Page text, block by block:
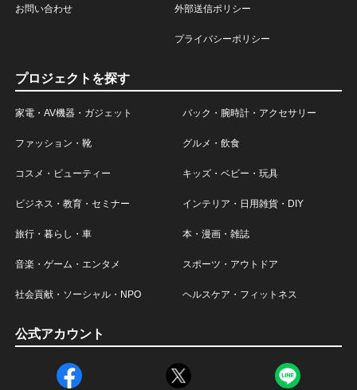
お問い合わせ 外部送信ポリシー
プライバシーポリシー
プロジェクトを探す
家電・AV機器・ガジェット バック・腕時計・アクセサリー
ファッション・靴 グルメ・飲食
コスメ・ビューティー キッズ・ベビー・玩具
ビジネス・教育・セミナー インテリア・日用雑貨・DIY
旅行・暮らし・車 本・漫画・雑誌
音楽・ゲーム・エンタメ スポーツ・アウトドア
社会貢献・ソーシャル・NPO ヘルスケア・フィットネス
公式アカウント